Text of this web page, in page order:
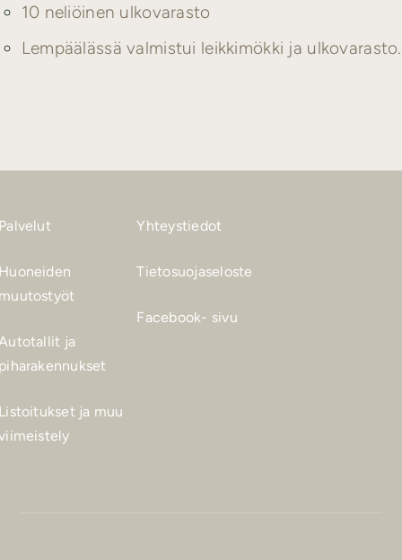
10 neliöinen ulkovarasto
Lempäälässä valmistui leikkimökki ja ulkovarasto.
ja
ja muu
Yhteystiedot
Tietosuojaseloste
Facebook- sivu